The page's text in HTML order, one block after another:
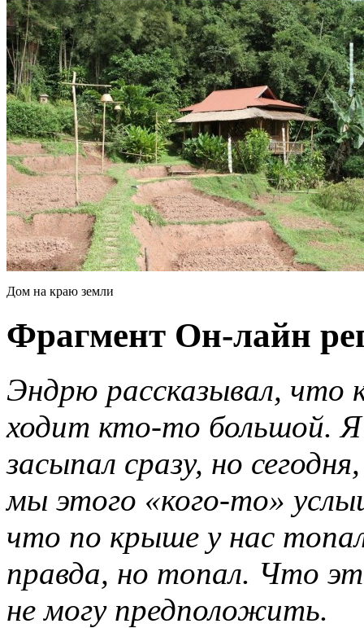
Дом на краю земли
Фрагмент Он-лайн
Эндрю рассказывал, что
ходит кто-то большой.
засыпал сразу, но
мы этого «кого-то»
что по крыше у нас
правда, но топал. Что
не могу предположить.